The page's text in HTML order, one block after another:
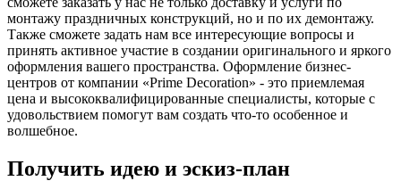
монтажу праздничных конструкций, но и по их демонтажу.
Также сможете задать нам все интересующие вопросы и
принять активное участие в создании оригинального и яркого
оформления вашего пространства. Оформление бизнес-
центров от компании «Prime Decoration» - это приемлемая
цена и высококвалифицированные специалисты, которые с
удовольствием помогут вам создать что-то особенное и
волшебное.
Получить идею и эскиз-план